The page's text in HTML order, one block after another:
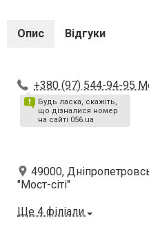
Опис Відгуки
+380 (97) 544-94-95
Будь ласка, скажіть,
що дізналися номер
на сайті 056.ua
49000,
"Мост-сіті"
Ще 4 філіали